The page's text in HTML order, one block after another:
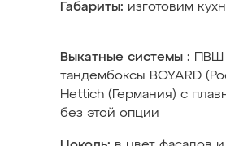
Габариты: изготовим
Выкатные системы :
ПВШ
тандембоксы BOYARD
Hettich (Германия) с
без этой опции